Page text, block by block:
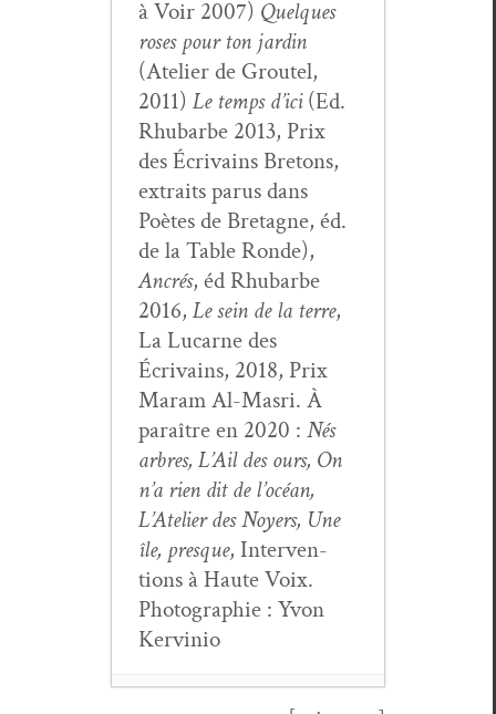
à Voir 2007) Quelques
ros­es pour ton jardin
(Ate­lier de Grou­tel,
2011) Le temps d’ici(Ed.
Rhubarbe 2013, Prix
des Écrivains Bre­tons,
extraits parus dans
Poètes de Bre­tagne, éd.
de la Table Ronde),
Ancrés, éd Rhubarbe
2016, Le sein de la terre,
La Lucarne des
Écrivains, 2018, Prix
Maram Al-Mas­ri. À
paraître en 2020 : Nés
arbres, L’Ail des ours, On
n’a rien dit de l’océan,
L’Atelier des Noy­ers, Une
île, presque, Inter­ven­
tions à Haute Voix.
Pho­togra­phie : Yvon
Kervinio